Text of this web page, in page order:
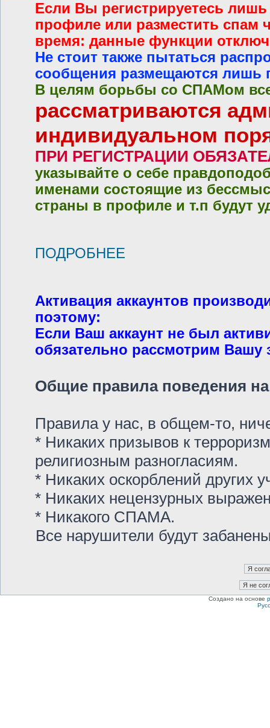
Если Вы регистрируетесь
профиле или разместить спам
время: данные функции
Не стоит также пытаться
сообщения размещаются лишь
В целям борьбы со СПАМом все
рассматриваются
индивидуальном
ПРИ РЕГИСТРАЦИИ
указывайте о себе
именами состоящие из
страны в профиле и т.п будут
ПОДРОБНЕЕ
Активация аккаунтов
поэтому:
Если Ваш аккаунт не был
обязательно рассмотрим Вашу
Общие правила поведения на
Правила у нас, в общем-то,
* Никаких призывов к
религиозным разногласиям.
* Никаких оскорблений других
* Никаких нецензурных
* Никакого СПАМА.
Все нарушители будут
Создано на основе